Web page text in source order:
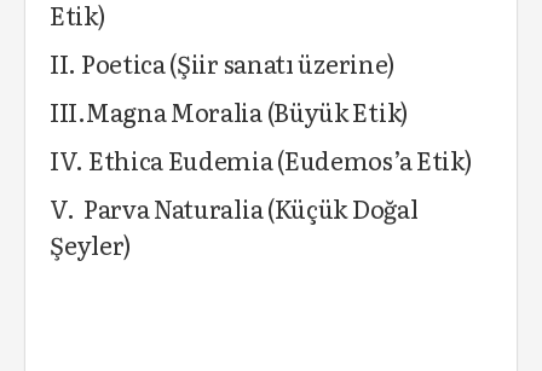
Etik)
II. Poetica (Şiir sanatı üzerine)
III.Magna Moralia (Büyük Etik)
IV. Ethica Eudemia (Eudemos’a Etik)
V. Parva Naturalia (Küçük Doğal
Şeyler)